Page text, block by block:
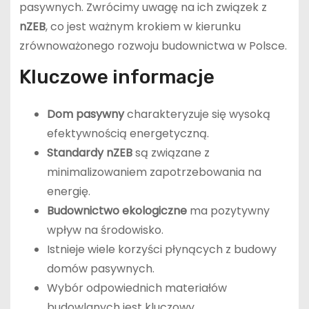
pasywnych. Zwrócimy uwagę na ich związek z
nZEB, co jest ważnym krokiem w kierunku
zrównoważonego rozwoju budownictwa w Polsce.
Kluczowe informacje
Dom pasywnycharakteryzuje się wysoką
efektywnością energetyczną.
Standardy nZEBsą związane z
minimalizowaniem zapotrzebowania na
energię.
Budownictwo ekologicznema pozytywny
wpływ na środowisko.
Istnieje wiele korzyści płynących z budowy
domów pasywnych.
Wybór odpowiednich materiałów